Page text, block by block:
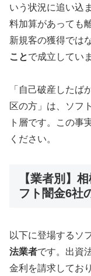
いう状況に追い込
料加算があっても
新規客の獲得では
ことで成立してい
「自己破産したば
区の方」は、ソフ
ト層です。この事
ください。
【業者別】
フト闇金6社
以下に登場するソ
法業者です。出資
金利を請求してお